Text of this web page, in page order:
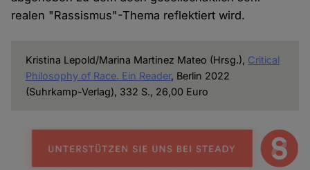
realen "Rassismus"-Thema reflektiert wird.
Kristina Lepold/Marina Martinez Mateo (Hrsg.), Critical
Philosophy of Race. Ein Reader, Berlin 2022
(Suhrkamp-Verlag), 332 S., 26,00 Euro